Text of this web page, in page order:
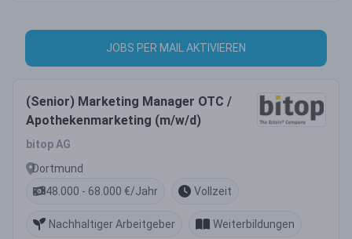
JOBS PER MAIL AKTIVIEREN
(Senior) Marketing Manager OTC /
Apothekenmarketing (m/w/d)
bitop AG
Dortmund
48.000 - 68.000 €/Jahr
Vollzeit
Nachhaltiger Arbeitgeber Weiterbildungen